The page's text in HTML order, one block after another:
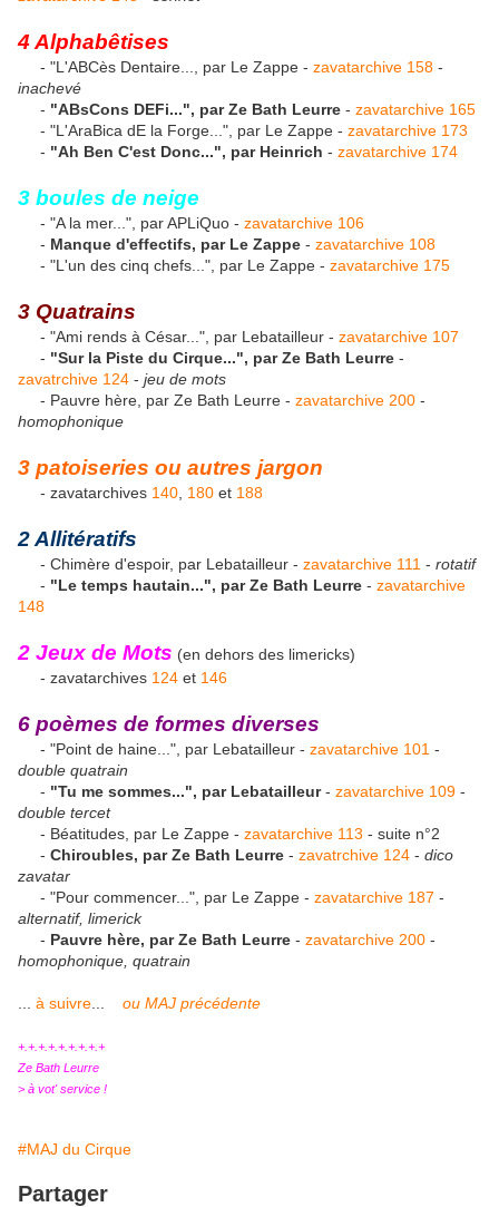
4 Alphabêtises
- "L'ABCès Dentaire..., par Le Zappe - zavatarchive 158 -
inachevé
- "ABsCons DEFi...", par Ze Bath Leurre - zavatarchive 165
- "L'AraBica dE la Forge...", par Le Zappe - zavatarchive 173
- "Ah Ben C'est Donc...", par Heinrich - zavatarchive 174
3 boules de neige
- "A la mer...", par APLiQuo - zavatarchive 106
- Manque d'effectifs, par Le Zappe - zavatarchive 108
- "L'un des cinq chefs...", par Le Zappe - zavatarchive 175
3 Quatrains
- "Ami rends à César...", par Lebatailleur - zavatarchive 107
- "Sur la Piste du Cirque...", par Ze Bath Leurre -
zavatrchive 124 - jeu de mots
- Pauvre hère, par Ze Bath Leurre - zavatarchive 200 -
homophonique
3 patoiseries ou autres jargon
- zavatarchives 140 180 et 188
2 Allitératifs
- Chimère d'espoir, par Lebatailleur - zavatarchive 111 - rotatif
- "Le temps hautain...", par Ze Bath Leurre - zavatarchive
148
2 Jeux de Mots (en dehors des limericks)
- zavatarchives 124 et 146
6 poèmes de formes diverses
- "Point de haine...", par Lebatailleur - zavatarchive 101 -
double quatrain
- "Tu me sommes...", par Lebatailleur- zavatarchive 109 -
double tercet
- Béatitudes, par Le Zappe - zavatarchive 113 - suite n°2
- Chiroubles, par Ze Bath Leurre - zavatrchive 124 - dico
zavatar
- "Pour commencer...", par Le Zappe - zavatarchive 187 -
alternatif, limerick
- Pauvre hère, par Ze Bath Leurre - zavatarchive 200 -
homophonique, quatrain
à suivre ou MAJ précédente
+.+.+.+.+.+.+.+.+
Ze Bath Leurre
> à vot' service !
#MAJ du Cirque
Partager